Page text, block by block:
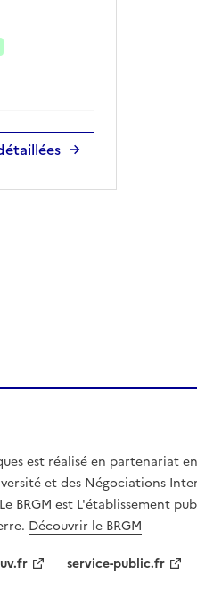
est réalisé en partenariat
et des Négociations
Le BRGM est L'établissement
Découvrir le BRGM
service-public.fr